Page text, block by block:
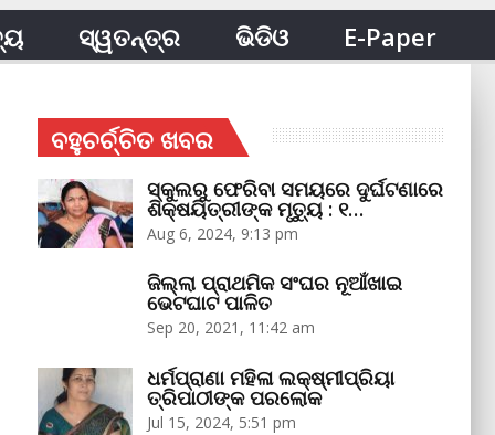
ସ୍ୱତନ୍ତ୍ର ଭିଡିଓ E-Paper
ବହୁଚର୍ଚ୍ଚିତ ଖବର
ସ୍କୁଲରୁ ଫେରିବା ସମୟରେ ଦୁର୍ଘଟଣାରେ
ଶିକ୍ଷୟିତ୍ରୀଙ୍କ ମୃତ୍ୟୁ : ୧…
Aug 6, 2024, 9:13 pm
ଜିଲ୍ଲା ପ୍ରାଥମିକ ସଂଘର ନୂଆଁଖାଇ
ଭେଟଘାଟ ପାଳିତ
Sep 20, 2021, 11:42 am
ଧର୍ମପ୍ରାଣା ମହିଳା ଲକ୍ଷ୍ମୀପ୍ରିୟା
ତ୍ରିପାଠୀଙ୍କ ପରଲୋକ
Jul 15, 2024, 5:51 pm